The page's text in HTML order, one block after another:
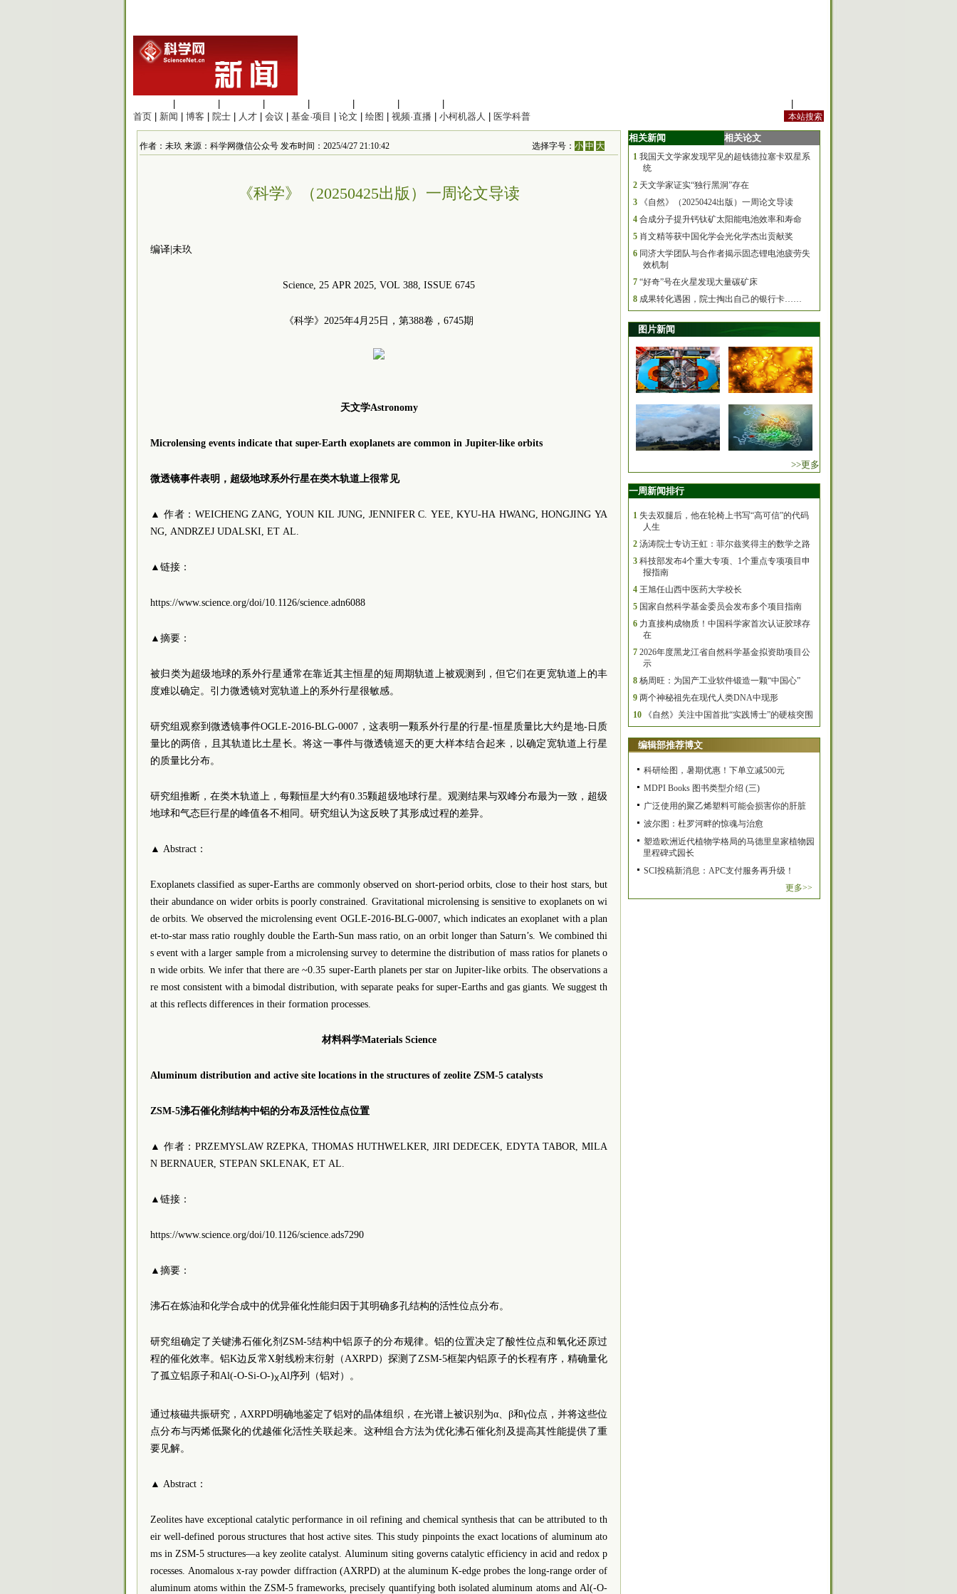
首页
新闻 博客 院士 人才 会议 基金·项目 论文 绘图 视频·直播 小柯机器人 医学科普
作者：未玖 来源：科学网微信公众号 发布时间：2025/4/27 21:10:42 选择字号：小 中 大
《科学》（20250425出版）一周论文导读
编译|未玖
Science, 25 APR 2025, VOL 388, ISSUE 6745
《科学》2025年4月25日，第388卷，6745期
天文学Astronomy
Microlensing events indicate that super-Earth exoplanets are common in Jupiter-like orbits
微透镜事件表明，超级地球系外行星在类木轨道上很常见
▲ 作者：WEICHENG ZANG, YOUN KIL JUNG, JENNIFER C. YEE, KYU-HA HWANG, HONGJING YA
NG, ANDRZEJ UDALSKI, ET AL.
▲链接：
https://www.science.org/doi/10.1126/science.adn6088
▲摘要：
被归类为超级地球的系外行星通常在靠近其主恒星的短周期轨道上被观测到，但它们在更宽轨道上的丰
度难以确定。引力微透镜对宽轨道上的系外行星很敏感。
研究组观察到微透镜事件OGLE-2016-BLG-0007，这表明一颗系外行星的行星-恒星质量比大约是地-日质
量比的两倍，且其轨道比土星长。将这一事件与微透镜巡天的更大样本结合起来，以确定宽轨道上行星
的质量比分布。
研究组推断，在类木轨道上，每颗恒星大约有0.35颗超级地球行星。观测结果与双峰分布最为一致，超级
地球和气态巨行星的峰值各不相同。研究组认为这反映了其形成过程的差异。
▲ Abstract：
Exoplanets classified as super-Earths are commonly observed on short-period orbits, close to their host stars, but
their abundance on wider orbits is poorly constrained. Gravitational microlensing is sensitive to exoplanets on wi
de orbits. We observed the microlensing event OGLE-2016-BLG-0007, which indicates an exoplanet with a plan
et-to-star mass ratio roughly double the Earth-Sun mass ratio, on an orbit longer than Saturn’s. We combined thi
s event with a larger sample from a microlensing survey to determine the distribution of mass ratios for planets o
n wide orbits. We infer that there are ~0.35 super-Earth planets per star on Jupiter-like orbits. The observations a
re most consistent with a bimodal distribution, with separate peaks for super-Earths and gas giants. We suggest th
at this reflects differences in their formation processes.
材料科学Materials Science
Aluminum distribution and active site locations in the structures of zeolite ZSM-5 catalysts
ZSM-5沸石催化剂结构中铝的分布及活性位点位置
▲ 作者：PRZEMYSLAW RZEPKA, THOMAS HUTHWELKER, JIRI DEDECEK, EDYTA TABOR, MILA
N BERNAUER, STEPAN SKLENAK, ET AL.
▲链接：
https://www.science.org/doi/10.1126/science.ads7290
▲摘要：
沸石在炼油和化学合成中的优异催化性能归因于其明确多孔结构的活性位点分布。
研究组确定了关键沸石催化剂ZSM-5结构中铝原子的分布规律。铝的位置决定了酸性位点和氧化还原过
程的催化效率。铝K边反常X射线粉末衍射（AXRPD）探测了ZSM-5框架内铝原子的长程有序，精确量化
了孤立铝原子和Al(-O-Si-O-)xAl序列（铝对）。
通过核磁共振研究，AXRPD明确地鉴定了铝对的晶体组织，在光谱上被识别为α、β和γ位点，并将这些位
点分布与丙烯低聚化的优越催化活性关联起来。这种组合方法为优化沸石催化剂及提高其性能提供了重
要见解。
▲ Abstract：
Zeolites have exceptional catalytic performance in oil refining and chemical synthesis that can be attributed to th
eir well-defined porous structures that host active sites. This study pinpoints the exact locations of aluminum ato
ms in ZSM-5 structures—a key zeolite catalyst. Aluminum siting governs catalytic efficiency in acid and redox p
rocesses. Anomalous x-ray powder diffraction (AXRPD) at the aluminum K-edge probes the long-range order of
aluminum atoms within the ZSM-5 frameworks, precisely quantifying both isolated aluminum atoms and Al(-O-
相关新闻 相关论文
1 我国天文学家发现罕见的超钱德拉塞卡双星系
统
2 天文学家证实“独行黑洞”存在
3
《自然》（20250424出版）一周论文导读
4 合成分子提升钙钛矿太阳能电池效率和寿命
5 肖文精等获中国化学会光化学杰出贡献奖
6 同济大学团队与合作者揭示固态锂电池疲劳失
效机制
7 “好奇”号在火星发现大量碳矿床
8 成果转化遇困，院士掏出自己的银行卡……
图片新闻
>>更多
一周新闻排行
1 失去双腿后，他在轮椅上书写“高可信”的代码
人生
2 汤涛院士专访王虹：菲尔兹奖得主的数学之路
3 科技部发布4个重大专项、1个重点专项项目申
报指南
4 王旭任山西中医药大学校长
5 国家自然科学基金委员会发布多个项目指南
6 力直接构成物质！中国科学家首次认证胶球存
在
7 2026年度黑龙江省自然科学基金拟资助项目公
示
8 杨周旺：为国产工业软件锻造一颗“中国心”
9 两个神秘祖先在现代人类DNA中现形
10
《自然》关注中国首批“实践博士”的硬核突围
编辑部推荐博文
科研绘图，暑期优惠！下单立减500元
MDPI Books 图书类型介绍 (三)
广泛使用的聚乙烯塑料可能会损害你的肝脏
波尔图：杜罗河畔的惊魂与治愈
塑造欧洲近代植物学格局的马德里皇家植物园
里程碑式园长
SCI投稿新消息：APC支付服务再升级！
更多>>